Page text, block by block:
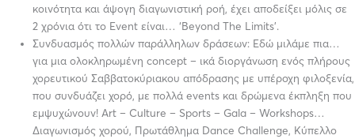
κοινότητα και άψογη διαγωνιστική ροή, έχει αποδείξει μόλις σε
2 χρόνια ότι το Event είναι… ‘Beyond The Limits’.
Συνδυασμός πολλών παράλληλων δράσεων: Εδώ μιλάμε πια…
για μια ολοκληρωμένη concept – ικά διοργάνωση ενός πλήρους
χορευτικού Σαββατοκύριακου απόδρασης με υπέροχη φιλοξενία,
που συνδυάζει χορό, με πολλά events και δρώμενα έκπληξη που
εμψυχώνουν! Art – Culture – Sports – Gala – Workshops…
Διαγωνισμός χορού, Πρωτάθλημα Dance Challenge, Κύπελλο